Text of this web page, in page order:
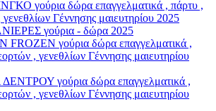
γούρια δώρα επαγγελματικά , πάρτυ ,
Γέννησης μαιευτηρίου 2025
γούρια - δώρα 2025
γούρια δώρα επαγγελματικά ,
, γενεθλίων Γέννησης μαιευτηρίου
γούρια δώρα επαγγελματικά ,
, γενεθλίων Γέννησης μαιευτηρίου